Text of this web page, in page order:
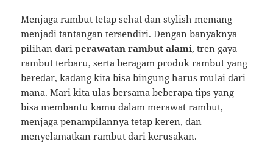
Menjaga rambut tetap sehat dan stylish memang
menjadi tantangan tersendiri. Dengan banyaknya
pilihan dariperawatan rambut alami, tren gaya
rambut terbaru, serta beragam produk rambut yang
beredar, kadang kita bisa bingung harus mulai dari
mana. Mari kita ulas bersama beberapa tips yang
bisa membantu kamu dalam merawat rambut,
menjaga penampilannya tetap keren, dan
menyelamatkan rambut dari kerusakan.